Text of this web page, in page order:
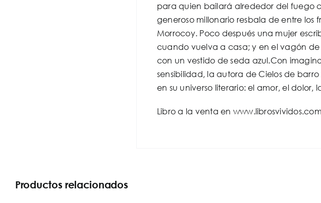
para quien bailará alrededor del fuego
generoso millonario resbala de entre los
Morrocoy. Poco después una mujer
cuando vuelva a casa; y en el vagón
con un vestido de seda azul.Con
sensibilidad, la autora de Cielos de
en su universo literario: el amor, el
Libro a la venta en www.librosvividos.com
Productos relacionados